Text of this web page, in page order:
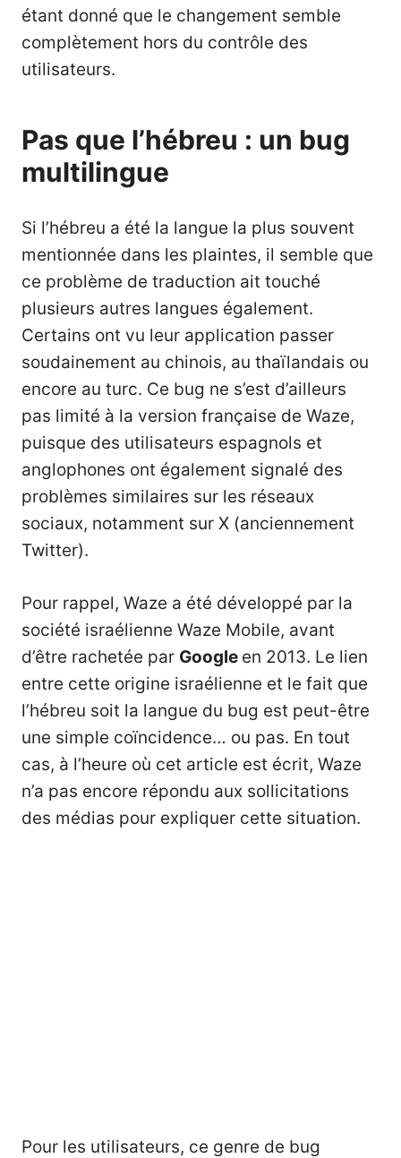
étant donné que le changement semble
complètement hors du contrôle des
utilisateurs.
Pas que l’hébreu : un bug
multilingue
Si l’hébreu a été la langue la plus souvent
mentionnée dans les plaintes, il semble que
ce problème de traduction ait touché
plusieurs autres langues également.
Certains ont vu leur application passer
soudainement au chinois, au thaïlandais ou
encore au turc. Ce bug ne s’est d’ailleurs
pas limité à la version française de Waze,
puisque des utilisateurs espagnols et
anglophones ont également signalé des
problèmes similaires sur les réseaux
sociaux, notamment sur X (anciennement
Twitter).
Pour rappel, Waze a été développé par la
société israélienne Waze Mobile, avant
d’être rachetée par Google en 2013. Le lien
entre cette origine israélienne et le fait que
l’hébreu soit la langue du bug est peut-être
une simple coïncidence… ou pas. En tout
cas, à l’heure où cet article est écrit, Waze
n’a pas encore répondu aux sollicitations
des médias pour expliquer cette situation.
Pour les utilisateurs, ce genre de bug